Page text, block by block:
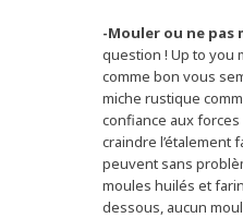
-Mouler ou ne pas
question ! Up to you
comme bon vous
miche rustique
confiance aux
craindre l’étalement
peuvent sans
moules huilés et
dessous, aucun